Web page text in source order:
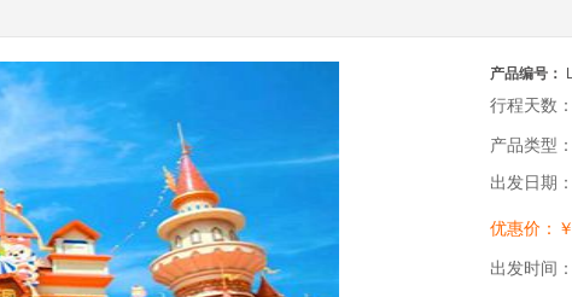
产品编号：
行程天数
产品类型
出发日期：
优惠价：￥
出发时间：